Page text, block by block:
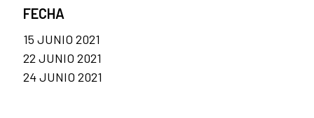
FECHA
15 JUNIO 2021
22 JUNIO 2021
24 JUNIO 2021